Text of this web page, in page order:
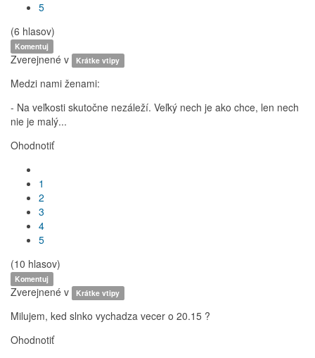
5
(6 hlasov)
Komentuj
Zverejnené v Krátke vtipy
Medzi nami ženami:
- Na veľkosti skutočne nezáleží. Veľký nech je ako chce, len nech
nie je malý...
Ohodnotiť
1
2
3
4
5
(10 hlasov)
Komentuj
Zverejnené v Krátke vtipy
Milujem, ked slnko vychadza vecer o 20.15 ?
Ohodnotiť